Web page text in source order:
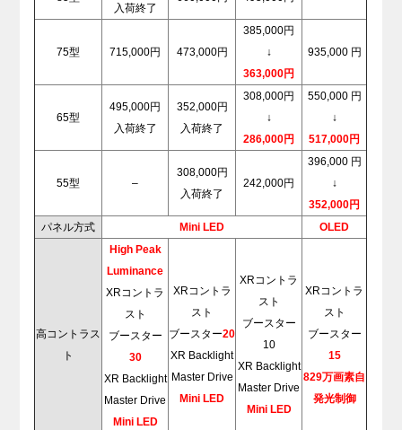
入荷終了
75型 715,000円 473,000円
385,000円
↓
363,000円
935,000 円
65型
495,000円
入荷終了
352,000円
入荷終了
308,000円
↓
286,000円
550,000 円
↓
517,000円
55型 –
308,000円
入荷終了
242,000円
396,000 円
↓
352,000円
パネル方式
Mini LED OLED
高コントラス
ト
High Peak
Luminance
XRコントラ
スト
ブースター
30
XR Backlight
Master Drive
Mini LED
XRコントラ
スト
ブースター20
XR Backlight
Master Drive
Mini LED
XRコントラ
スト
ブースター
10
XR Backlight
Master Drive
Mini LED
XRコントラ
スト
ブースター
15
829万画素自
発光制御